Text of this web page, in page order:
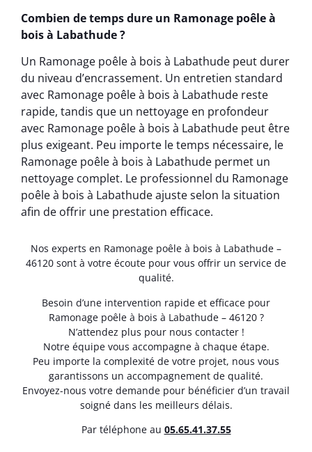
Combien de temps dure un Ramonage poêle à
bois à Labathude ?
Un Ramonage poêle à bois à Labathude peut durer
du niveau d’encrassement. Un entretien standard
avec Ramonage poêle à bois à Labathude reste
rapide, tandis que un nettoyage en profondeur
avec Ramonage poêle à bois à Labathude peut être
plus exigeant. Peu importe le temps nécessaire, le
Ramonage poêle à bois à Labathude permet un
nettoyage complet. Le professionnel du Ramonage
poêle à bois à Labathude ajuste selon la situation
afin de offrir une prestation efficace.
Nos experts en Ramonage poêle à bois à Labathude –
46120 sont à votre écoute pour vous offrir un service de
qualité.
Besoin d’une intervention rapide et efficace pour
Ramonage poêle à bois à Labathude – 46120 ?
N’attendez plus pour nous contacter !
Notre équipe vous accompagne à chaque étape.
Peu importe la complexité de votre projet, nous vous
garantissons un accompagnement de qualité.
Envoyez-nous votre demande pour bénéficier d’un travail
soigné dans les meilleurs délais.
Par téléphone au 05.65.41.37.55